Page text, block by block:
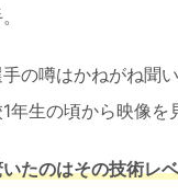
手の噂はかねがね聞
年生の頃から映像を
たのはその技術レ